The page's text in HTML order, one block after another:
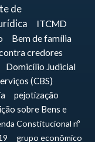
de
ITCMD
Bem de família
credores
Domicílio Judicial
(CBS)
pejotização
sobre Bens e
Constitucional nº
grupo econômico